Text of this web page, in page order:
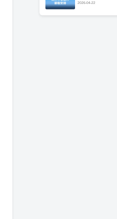
2026-04-22